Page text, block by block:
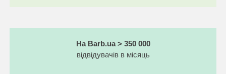
На Barb.ua > 350 000
відвідувачів в місяць